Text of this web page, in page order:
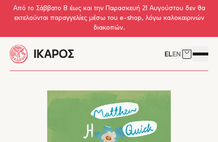
Skip to main content
Από το Σάββατο 8 έως και την Παρασκευή 21 Αυγούστου δεν θα
εκτελούνται παραγγελίες μέσω του e-shop, λόγω καλοκαιρινών
διακοπών.
ELEN Δείτε το